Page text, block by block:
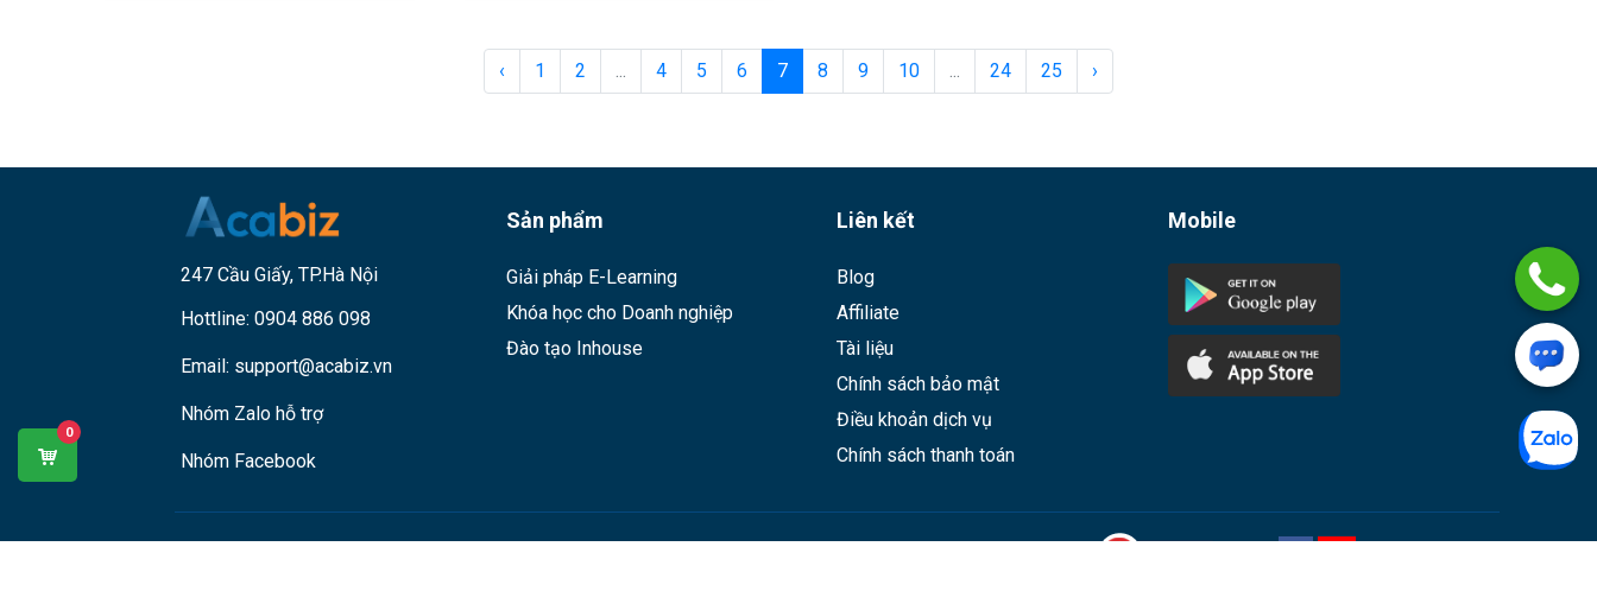
0
‹ 1 2 ... 4 5 6 7 8 9 10 ... 24 25 ›
247 Cầu Giấy, TP.Hà Nội
Hottline:0904 886 098
Email: support@acabiz.vn
Nhóm Zalo hỗ trợ
Nhóm Facebook
Sản phẩm
Giải pháp E-Learning
Khóa học cho Doanh nghiệp
Đào tạo Inhouse
Liên kết
Blog
Affiliate
Tài liệu
Chính sách bảo mật
Điều khoản dịch vụ
Chính sách thanh toán
Mobile